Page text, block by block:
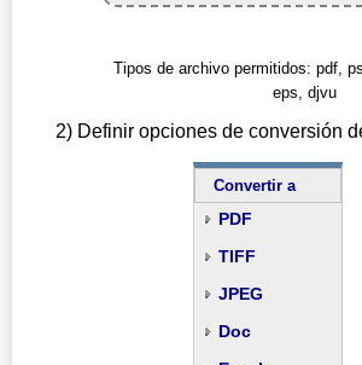
Tipos de archivo permitidos: pdf,
eps, djvu
2) Definir opciones de conversión
Convertir a
PDF
TIFF
JPEG
Doc